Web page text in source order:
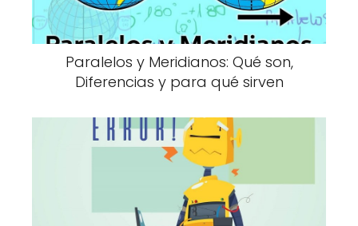
Paralelos y Meridianos: Qué son,
Diferencias y para qué sirven